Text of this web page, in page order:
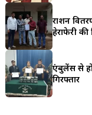
राशन
हेराफेरी
एंबुलेंस से हो
गिरफ्तार